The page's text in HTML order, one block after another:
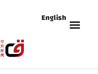
English